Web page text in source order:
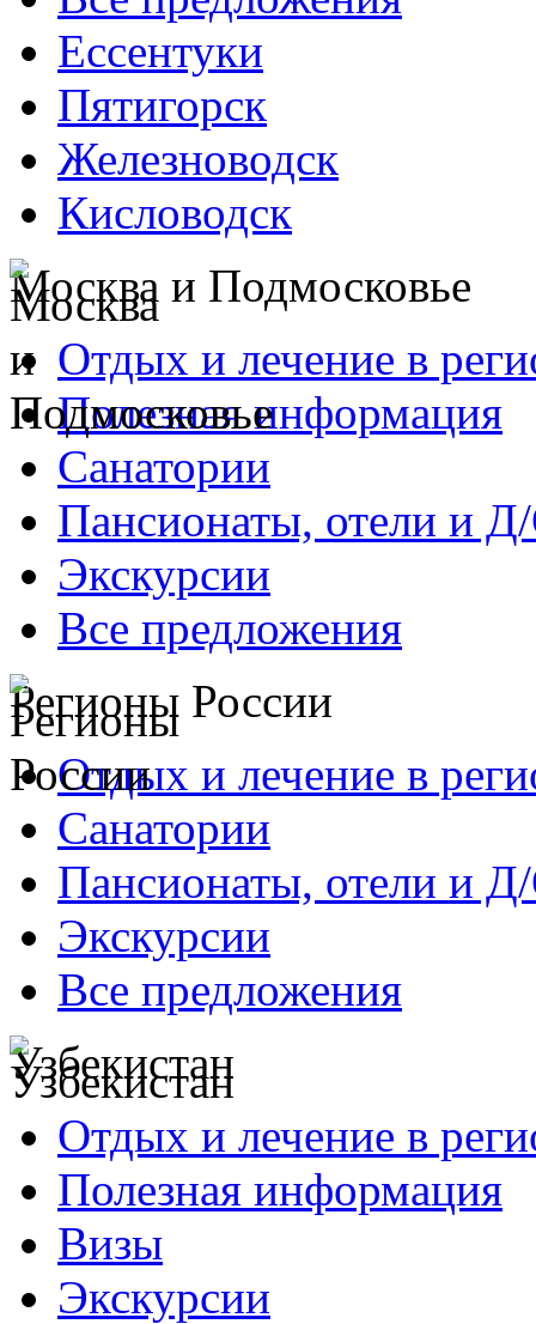
Ессентуки
Пятигорск
Железноводск
Кисловодск
Москва и Подмосковье
Отдых и лечение в
Полезная информация
Санатории
Пансионаты, отели и
Экскурсии
Все предложения
Регионы России
Отдых и лечение в
Санатории
Пансионаты, отели и
Экскурсии
Все предложения
Узбекистан
Отдых и лечение в
Полезная информация
Визы
Экскурсии